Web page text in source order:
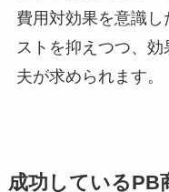
費用対効果を意識
ストを抑えつつ、
夫が求められます。
成功しているPB